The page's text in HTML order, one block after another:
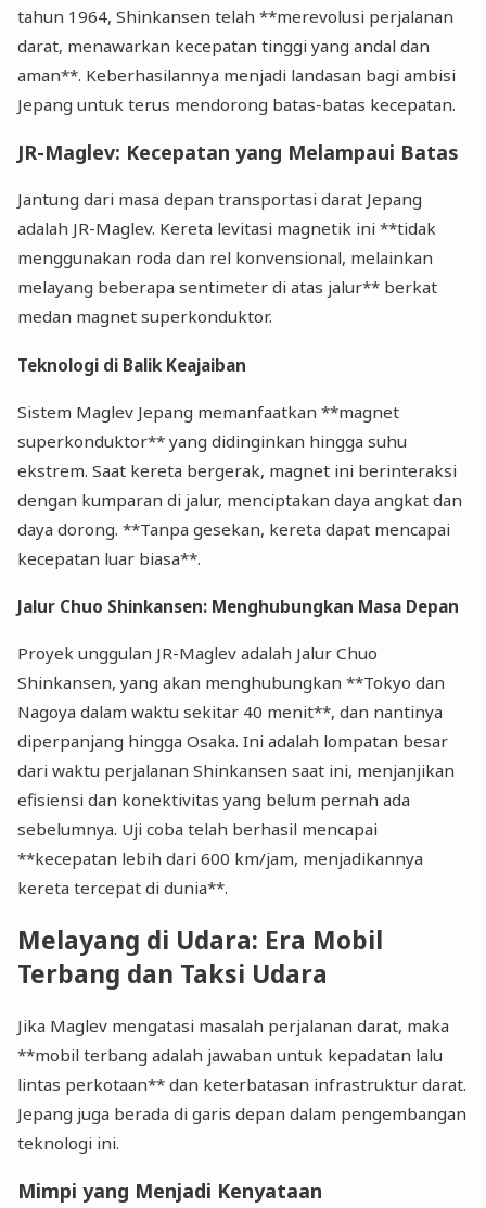
tahun 1964, Shinkansen telah **merevolusi perjalanan
darat, menawarkan kecepatan tinggi yang andal dan
aman**. Keberhasilannya menjadi landasan bagi ambisi
Jepang untuk terus mendorong batas-batas kecepatan.
JR-Maglev: Kecepatan yang Melampaui Batas
Jantung dari masa depan transportasi darat Jepang
adalah JR-Maglev. Kereta levitasi magnetik ini **tidak
menggunakan roda dan rel konvensional, melainkan
melayang beberapa sentimeter di atas jalur** berkat
medan magnet superkonduktor.
Teknologi di Balik Keajaiban
Sistem Maglev Jepang memanfaatkan **magnet
superkonduktor** yang didinginkan hingga suhu
ekstrem. Saat kereta bergerak, magnet ini berinteraksi
dengan kumparan di jalur, menciptakan daya angkat dan
daya dorong. **Tanpa gesekan, kereta dapat mencapai
kecepatan luar biasa**.
Jalur Chuo Shinkansen: Menghubungkan Masa Depan
Proyek unggulan JR-Maglev adalah Jalur Chuo
Shinkansen, yang akan menghubungkan **Tokyo dan
Nagoya dalam waktu sekitar 40 menit**, dan nantinya
diperpanjang hingga Osaka. Ini adalah lompatan besar
dari waktu perjalanan Shinkansen saat ini, menjanjikan
efisiensi dan konektivitas yang belum pernah ada
sebelumnya. Uji coba telah berhasil mencapai
**kecepatan lebih dari 600 km/jam, menjadikannya
kereta tercepat di dunia**.
Melayang di Udara: Era Mobil
Terbang dan Taksi Udara
Jika Maglev mengatasi masalah perjalanan darat, maka
**mobil terbang adalah jawaban untuk kepadatan lalu
lintas perkotaan** dan keterbatasan infrastruktur darat.
Jepang juga berada di garis depan dalam pengembangan
teknologi ini.
Mimpi yang Menjadi Kenyataan